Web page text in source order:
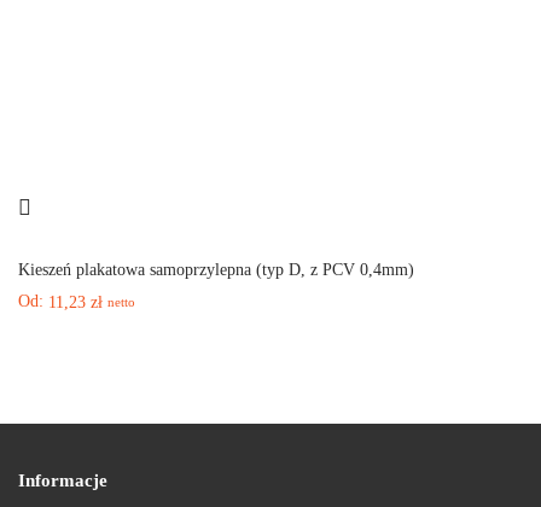
Kieszeń plakatowa samoprzylepna (typ D, z PCV 0,4mm)
Od: 11,23 zł netto
Informacje